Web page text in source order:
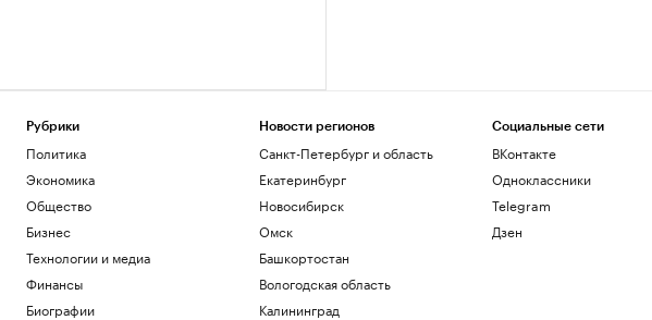
Рубрики
Политика
Экономика
Общество
Бизнес
Технологии и медиа
Финансы
Биографии
Новости регионов
Санкт-Петербург и область
Екатеринбург
Новосибирск
Омск
Башкортостан
Вологодская область
Калининград
Социальные сети
ВКонтакте
Одноклассники
Telegram
Дзен